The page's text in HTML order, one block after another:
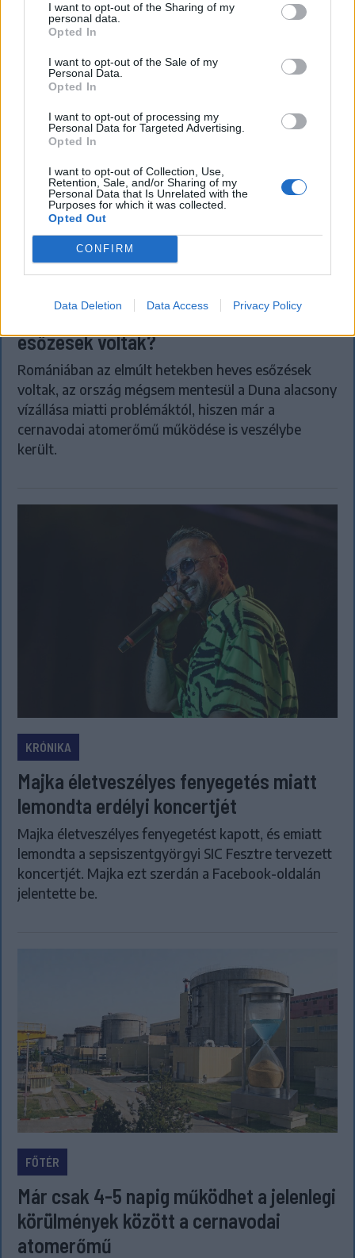
I want to opt-out of the Sharing of my
personal data.
Opted In
I want to opt-out of the Sale of my
Personal Data.
Opted In
I want to opt-out of processing my
Personal Data for Targeted Advertising.
Opted In
I want to opt-out of Collection, Use,
Retention, Sale, and/or Sharing of my
Personal Data that Is Unrelated with the
Purposes for which it was collected.
Opted Out
CONFIRM
Data Deletion Data Access Privacy Policy
KRÓNIKA
Miért alacsony Romániában a Duna
vízállása, ha az elmúlt hetekben heves
esőzések voltak?
Romániában az elmúlt hetekben heves esőzések
voltak, az ország mégsem mentesül a Duna alacsony
vízállása miatti problémáktól, hiszen már a
cernavodai atomerőmű működése is veszélybe
került.
KRÓNIKA
Majka életveszélyes fenyegetés miatt
lemondta erdélyi koncertjét
Majka életveszélyes fenyegetést kapott, és emiatt
lemondta a sepsiszentgyörgyi SIC Fesztre tervezett
koncertjét. Majka ezt szerdán a Facebook-oldalán
jelentette be.
FŐTÉR
Már csak 4-5 napig működhet a jelenlegi
körülmények között a cernavodai
atomerőmű